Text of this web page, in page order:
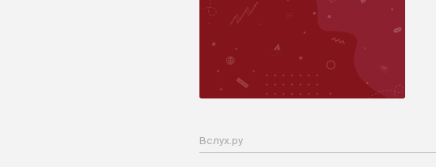
Вслух.ру